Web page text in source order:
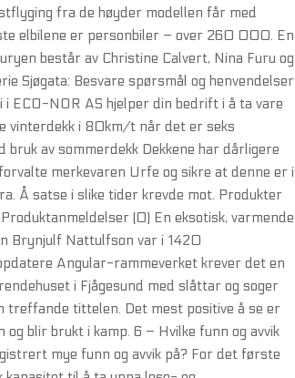
fra de høyder modellen får med
elbilene er personbiler – over 260 000. En
består av Christine Calvert, Nina Furu og
Sjøgata: Besvare spørsmål og henvendelser
ECO-NOR AS hjelper din bedrift i å ta vare
vinterdekk i 80km/t når det er seks
av sommerdekk Dekkene har dårligere
merkevaren Urfe og sikre at denne er i
Å satse i slike tider krevde mot. Produkter
(0) En eksotisk, varmende
Brynjulf Nattulfson var i 1420
Angular-rammeverket krever det en
i Fjågesund med slåttar og soger
treffande tittelen. Det mest positive å se er
blir brukt i kamp. 6 – Hvilke funn og avvik
mye funn og avvik på? For det første